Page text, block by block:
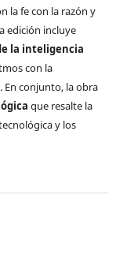
la fe con la razón y
edición incluye
la inteligencia
con la
conjunto, la obra
que resalte la
y los